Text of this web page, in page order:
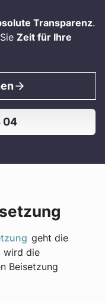
Transparenz.
Zeit für Ihre
04
geht die
wird die
Beisetzung